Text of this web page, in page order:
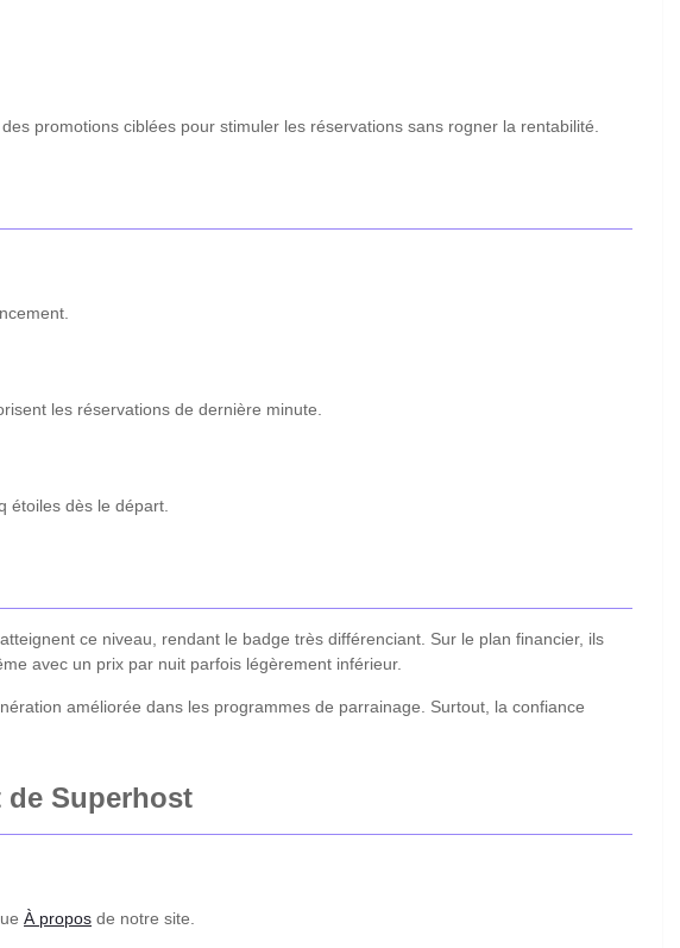
promotions ciblées pour stimuler les réservations sans rogner la rentabilité.
les réservations de dernière minute.
étoiles dès le départ.
ce niveau, rendant le badge très différenciant. Sur le plan financier, ils
avec un prix par nuit parfois légèrement inférieur.
améliorée dans les programmes de parrainage. Surtout, la confiance
Superhost
À propos de notre site.